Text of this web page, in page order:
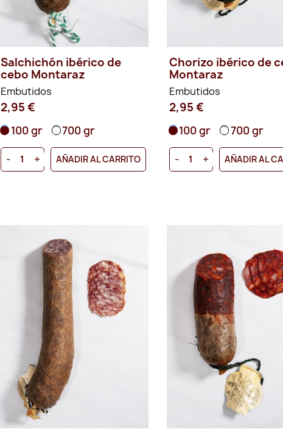
Salchichón ibérico de
cebo Montaraz
Embutidos
2,95 €
100 gr 700 gr
- + AÑADIR AL CARRITO
Chorizo ibérico de
Montaraz
Embutidos
2,95 €
100 gr 700 gr
- + AÑADIR AL